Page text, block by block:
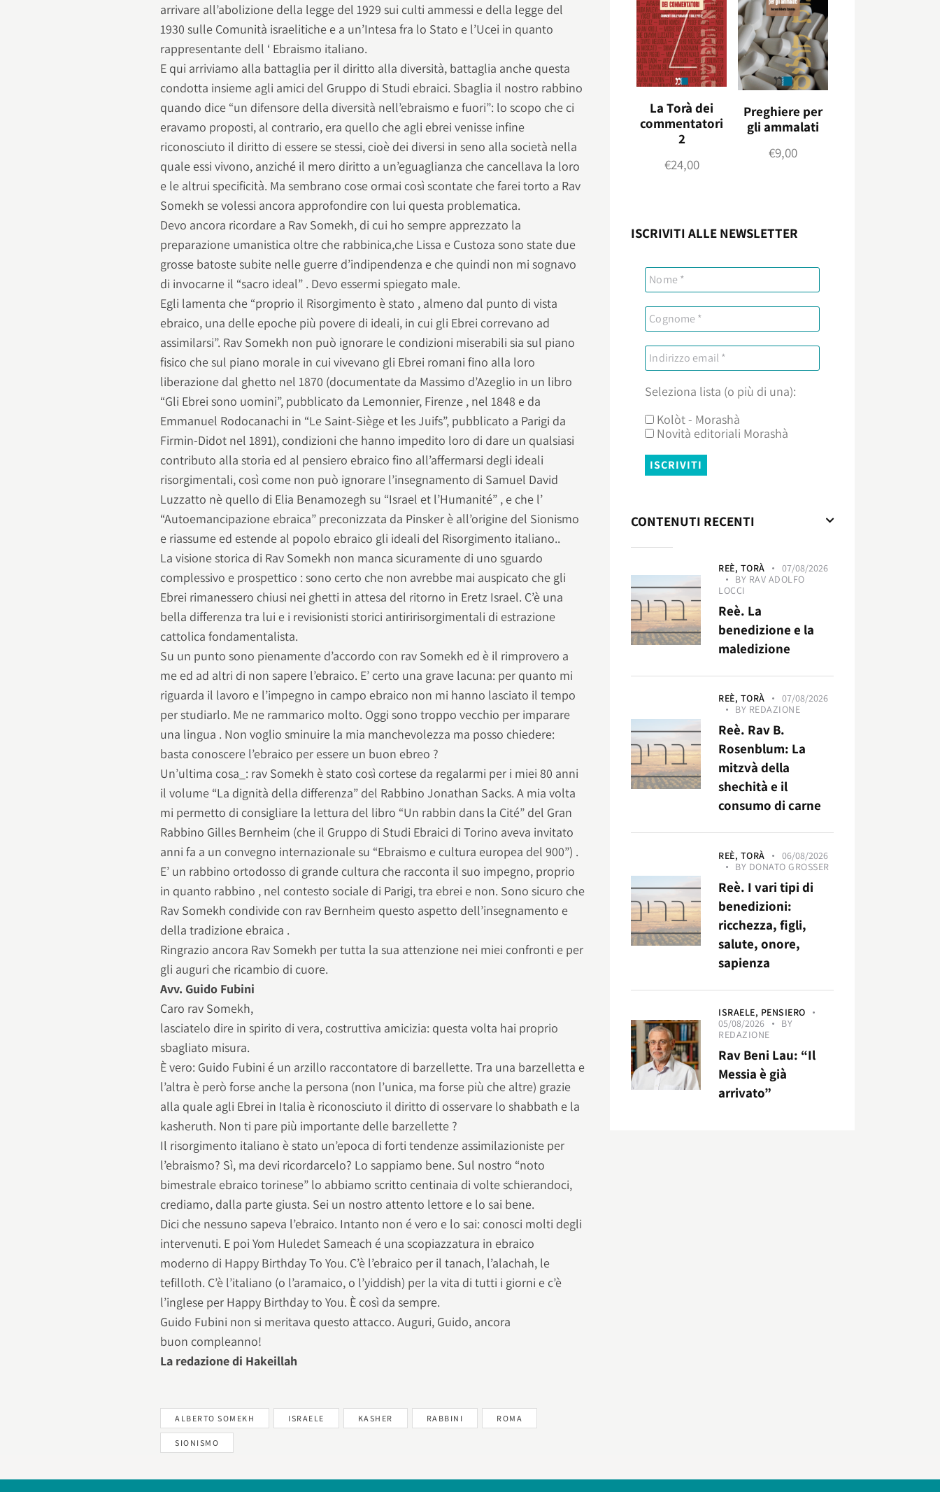
arrivare all’abolizione della legge del 1929 sui culti ammessi e della legge del
1930 sulle Comunità israelitiche e a un’Intesa fra lo Stato e l’Ucei in quanto
rappresentante dell ‘ Ebraismo italiano.
E qui arriviamo alla battaglia per il diritto alla diversità, battaglia anche questa
condotta insieme agli amici del Gruppo di Studi ebraici. Sbaglia il nostro rabbino
quando dice “un difensore della diversità nell’ebraismo e fuori”: lo scopo che ci
eravamo proposti, al contrario, era quello che agli ebrei venisse infine
riconosciuto il diritto di essere se stessi, cioè dei diversi in seno alla società nella
quale essi vivono, anziché il mero diritto a un’eguaglianza che cancellava la loro
e le altrui specificità. Ma sembrano cose ormai così scontate che farei torto a Rav
Somekh se volessi ancora approfondire con lui questa problematica.
Devo ancora ricordare a Rav Somekh, di cui ho sempre apprezzato la
preparazione umanistica oltre che rabbinica,che Lissa e Custoza sono state due
grosse batoste subite nelle guerre d’indipendenza e che quindi non mi sognavo
di invocarne il “sacro ideal” . Devo essermi spiegato male.
Egli lamenta che “proprio il Risorgimento è stato , almeno dal punto di vista
ebraico, una delle epoche più povere di ideali, in cui gli Ebrei correvano ad
assimilarsi”. Rav Somekh non può ignorare le condizioni miserabili sia sul piano
fisico che sul piano morale in cui vivevano gli Ebrei romani fino alla loro
liberazione dal ghetto nel 1870 (documentate da Massimo d’Azeglio in un libro
“Gli Ebrei sono uomini”, pubblicato da Lemonnier, Firenze , nel 1848 e da
Emmanuel Rodocanachi in “Le Saint-Siège et les Juifs”, pubblicato a Parigi da
Firmin-Didot nel 1891), condizioni che hanno impedito loro di dare un qualsiasi
contributo alla storia ed al pensiero ebraico fino all’affermarsi degli ideali
risorgimentali, così come non può ignorare l’insegnamento di Samuel David
Luzzatto nè quello di Elia Benamozegh su “Israel et l’Humanité” , e che l’
“Autoemancipazione ebraica” preconizzata da Pinsker è all’origine del Sionismo
e riassume ed estende al popolo ebraico gli ideali del Risorgimento italiano..
La visione storica di Rav Somekh non manca sicuramente di uno sguardo
complessivo e prospettico : sono certo che non avrebbe mai auspicato che gli
Ebrei rimanessero chiusi nei ghetti in attesa del ritorno in Eretz Israel. C’è una
bella differenza tra lui e i revisionisti storici antiririsorgimentali di estrazione
cattolica fondamentalista.
Su un punto sono pienamente d’accordo con rav Somekh ed è il rimprovero a
me ed ad altri di non sapere l’ebraico. E’ certo una grave lacuna: per quanto mi
riguarda il lavoro e l’impegno in campo ebraico non mi hanno lasciato il tempo
per studiarlo. Me ne rammarico molto. Oggi sono troppo vecchio per imparare
una lingua . Non voglio sminuire la mia manchevolezza ma posso chiedere:
basta conoscere l’ebraico per essere un buon ebreo ?
Un’ultima cosa_: rav Somekh è stato così cortese da regalarmi per i miei 80 anni
il volume “La dignità della differenza” del Rabbino Jonathan Sacks. A mia volta
mi permetto di consigliare la lettura del libro “Un rabbin dans la Cité” del Gran
Rabbino Gilles Bernheim (che il Gruppo di Studi Ebraici di Torino aveva invitato
anni fa a un convegno internazionale su “Ebraismo e cultura europea del 900”) .
E’ un rabbino ortodosso di grande cultura che racconta il suo impegno, proprio
in quanto rabbino , nel contesto sociale di Parigi, tra ebrei e non. Sono sicuro che
Rav Somekh condivide con rav Bernheim questo aspetto dell’insegnamento e
della tradizione ebraica .
Ringrazio ancora Rav Somekh per tutta la sua attenzione nei miei confronti e per
gli auguri che ricambio di cuore.
Avv. Guido Fubini
Caro rav Somekh,
lasciatelo dire in spirito di vera, costruttiva amicizia: questa volta hai proprio
sbagliato misura.
È vero: Guido Fubini é un arzillo raccontatore di barzellette. Tra una barzelletta e
l’altra è però forse anche la persona (non l’unica, ma forse più che altre) grazie
alla quale agli Ebrei in Italia è riconosciuto il diritto di osservare lo shabbath e la
kasheruth. Non ti pare più importante delle barzellette ?
Il risorgimento italiano è stato un’epoca di forti tendenze assimilazioniste per
l’ebraismo? Sì, ma devi ricordarcelo? Lo sappiamo bene. Sul nostro “noto
bimestrale ebraico torinese” lo abbiamo scritto centinaia di volte schierandoci,
crediamo, dalla parte giusta. Sei un nostro attento lettore e lo sai bene.
Dici che nessuno sapeva l’ebraico. Intanto non é vero e lo sai: conosci molti degli
intervenuti. E poi Yom Huledet Sameach é una scopiazzatura in ebraico
moderno di Happy Birthday To You. C’è l’ebraico per il tanach, l’alachah, le
tefilloth. C’è l’italiano (o l’aramaico, o l’yiddish) per la vita di tutti i giorni e c’è
l’inglese per Happy Birthday to You. È così da sempre.
Guido Fubini non si meritava questo attacco. Auguri, Guido, ancora
buon compleanno!
La redazione di Hakeillah
ALBERTO SOMEKH ISRAELE KASHER RABBINI ROMA
SIONISMO
La Torà dei
commentatori
2
€24,00
Preghiere per
gli ammalati
€9,00
ISCRIVITI ALLE NEWSLETTER
Seleziona lista (o più di una):
Kolòt - Morashà
Novità editoriali Morashà
CONTENUTI RECENTI
REÈ, TORÀ
07/08/2026
BY RAV ADOLFO
LOCCI
Reè. La
benedizione e la
maledizione
REÈ, TORÀ
07/08/2026
BY REDAZIONE
Reè. Rav B.
Rosenblum: La
mitzvà della
shechità e il
consumo di carne
REÈ, TORÀ
06/08/2026
BY DONATO GROSSER
Reè. I vari tipi di
benedizioni:
ricchezza, figli,
salute, onore,
sapienza
ISRAELE, PENSIERO
05/08/2026
BY
REDAZIONE
Rav Beni Lau: “Il
Messia è già
arrivato”